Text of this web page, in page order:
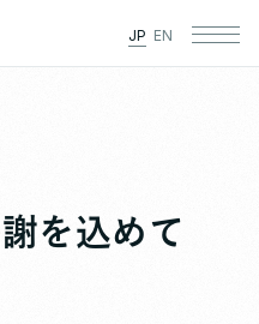
JP EN
を込めて